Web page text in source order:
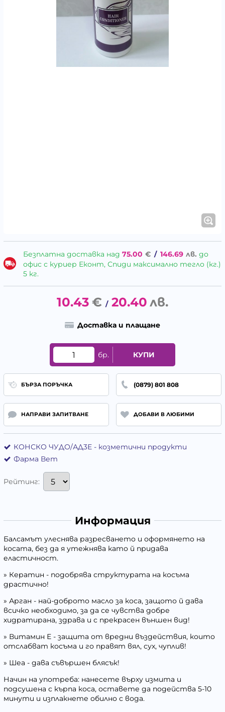
Безплатна доставка над 75.00 € / 146.69 лв. до
офис с куриер Еконт, Спиди максимално тегло (кг.)
5 кг.
10.43 € / 20.40 лв.
Доставка и плащане
бр. КУПИ
БЪРЗА ПОРЪЧКА (0879) 801 808
НАПРАВИ ЗАПИТВАНЕ ДОБАВИ В ЛЮБИМИ
КОНСКО ЧУДО/АД3Е - козметични продукти
Фарма Вет
Рейтинг:
Информация
Балсамът улеснява разресването и оформянето на
косата, без да я утежнява като й придава
еластичност.
» Кератин - подобрява структурата на косъма
драстично!
» Арган - най-доброто масло за коса, защото й дава
всичко необходимо, за да се чувства добре
хидратирана, здрава и с прекрасен външен вид!
» Витамин Е - защита от вредни въздействия, които
отслабват косъма и го правят вял, сух, чуплив!
» Шеа - дава съвършен блясък!
Начин на употреба: нанесете върху измита и
подсушена с кърпа коса, оставете да подейства 5-10
минути и изплакнете обилно с вода.